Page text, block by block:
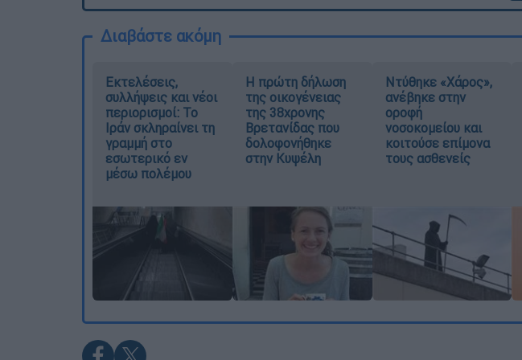
Διαβάστε ακόμη
Εκτελέσεις,
συλλήψεις και νέοι
περιορισμοί: Το
Ιράν σκληραίνει τη
γραμμή στο
εσωτερικό εν
μέσω πολέμου
Η πρώτη δήλωση
της οικογένειας
της 38χρονης
Βρετανίδας που
δολοφονήθηκε
στην Κυψέλη
Ντύθηκε «Χάρος»,
ανέβηκε στην
οροφή
νοσοκομείου και
κοιτούσε επίμονα
τους ασθενείς